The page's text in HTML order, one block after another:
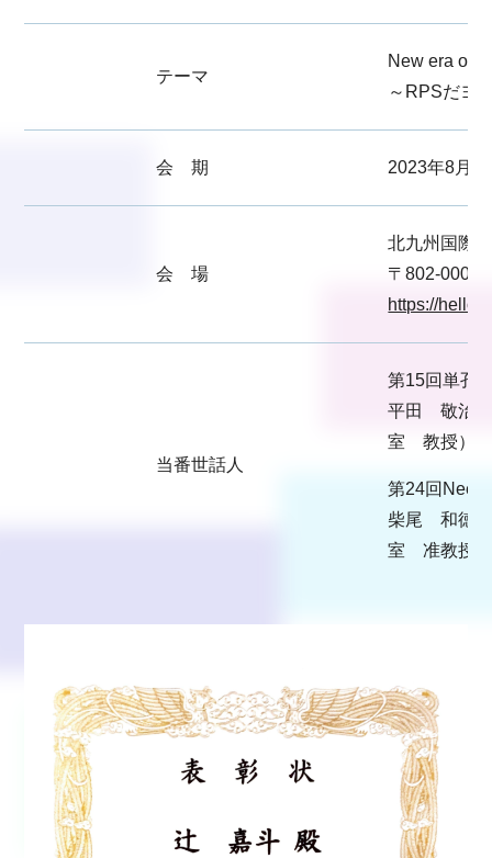
テーマ
New era of
～RPSだヨ
会 期 2023年8月
会 場
北九州国際
〒802-0001
https://hello-
当番世話人
第15回単孔
平田 敬治（
室 教授）
第24回
柴尾 和徳（
室 准教授